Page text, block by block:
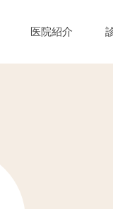
医院紹介